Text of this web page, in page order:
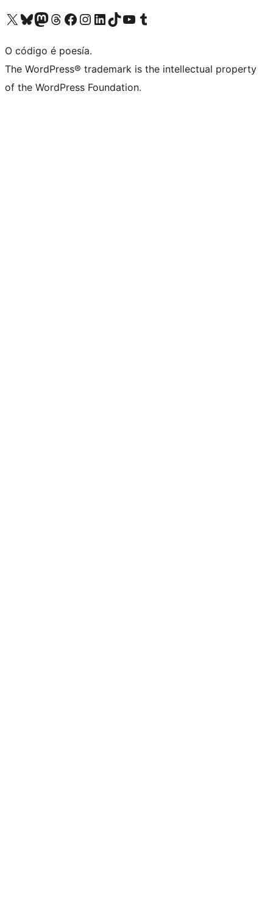
Visita la cuenta de X (anteriormente Twitter)
Visita a nosa conta de Bluesky
Visita a nosa conta de Mastodon
Visita a nosa conta de Threads
Visita a nosa páxina de Facebook
Visita a nosa conta de Instagram
Visita a nosa conta de LinkedIn
Visita a nosa conta de TikTok
Visita a nosa canle de YouTube
Visita a nosa conta de Tumblr
O código é poesía.
The WordPress® trademark is the intellectual property
of the WordPress Foundation.